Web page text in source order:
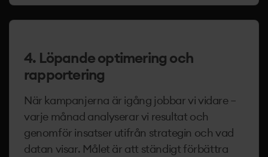
4. Löpande optimering och
rapportering
När kampanjerna är igång jobbar vi vidare –
varje månad analyserar vi resultat och
genomför insatser utifrån strategin och vad
datan visar. Målet är att ständigt förbättra